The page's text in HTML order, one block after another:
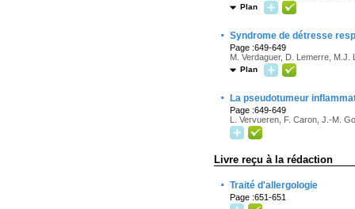
Plan
· Syndrome de détresse
Page :649-649
M. Verdaguer, D. Lemerre, M.J.
Plan
· La pseudotumeur
Page :649-649
L. Vervueren, F. Caron, J.-M.
Livre reçu à la rédaction
· Traité d'allergologie
Page :651-651